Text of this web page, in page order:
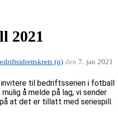
2021
(n) den 7. jan 2021
invitere til bedriftsserien i fotball
å melde på lag, vi sender
at det er tillatt med seriespill.